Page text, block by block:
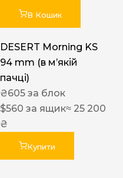
В Кошик
DESERT Morning KS
94 mm (в мʼякій
пачці)
₴605 за блок
$560 за ящик≈ 25 200
₴
Купити